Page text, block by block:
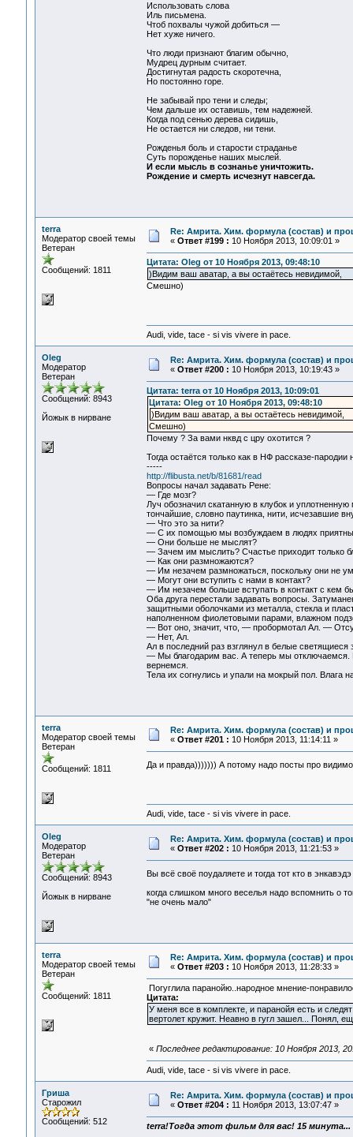
Использовать слова
Иль письмена.
Чтоб похвалы чужой добиться —
Нет хуже ничего.
Что люди признают благим обычно,
Мудрец дурным считает.
Достигнутая радость скоротечна,
Но постоянно горе.
Не забывай про тени и следы;
Чем дальше их оставишь, тем надежней.
Когда под сенью дерева сидишь,
Не остается ни следов, ни тени.
Рожденья боль и старости страданье
Суть порожденье наших мыслей.
И если мысль в сознанье уничтожить.
Рождение и смерть исчезнут навсегда.
terra
Модератор своей темы
Ветеран
Сообщений: 1811
Re: Амрита. Хим. формула (состав) и
« Ответ #199 : 10 Ноября 2013, 10:09:01 »
Цитата: Oleg от 10 Ноября 2013, 09:48:10
)Видим ваш аватар, а вы остаётесь невидимой,
Смешно)
Audi, vide, tace - si vis vivere in pace.
Oleg
Модератор
Ветеран
Сообщений: 8943
Йожык в нирване
Re: Амрита. Хим. формула (состав) и
« Ответ #200 : 10 Ноября 2013, 10:19:43 »
Цитата: terra от 10 Ноября 2013, 10:09:01
Цитата: Oleg от 10 Ноября 2013, 09:48:10
)Видим ваш аватар, а вы остаётесь невидимой,
Смешно)
Почему ? За вами нквд с цру охотится ?
Тогда остаётся только как в НФ рассказе-пародии
-----
http://flibusta.net/b/81681/read
Вопросы начал задавать Рене:
— Где мозг?
Луч обозначил скатанную в клубок и
тончайшие, словно паутинка, нити, исчезавшие
— Что это за нити?
— С их помощью мы возбуждаем в людях
— Они больше не мыслят?
— Зачем им мыслить? Счастье приходит только
— Как они размножаются?
— Им незачем размножаться, поскольку они не
— Могут они вступить с нами в контакт?
— Им незачем больше вступать в контакт с кем
Оба друга перестали задавать вопросы.
защитными оболочками из металла, стекла и
наполненном фиолетовыми парами, влажном
— Вот оно, значит, что, — пробормотал Ал. —
— Нет, Ал.
Ал в последний раз взглянул в белые светящиеся
— Мы благодарим вас. А теперь мы отключаемся.
вернемся.
Тела их согнулись и упали на мокрый пол. Влага
terra
Модератор своей темы
Ветеран
Сообщений: 1811
Re: Амрита. Хим. формула (состав) и
« Ответ #201 : 10 Ноября 2013, 11:14:11 »
Да и правда))))))) А потому надо посты про
Audi, vide, tace - si vis vivere in pace.
Oleg
Модератор
Ветеран
Сообщений: 8943
Йожык в нирване
Re: Амрита. Хим. формула (состав) и
« Ответ #202 : 10 Ноября 2013, 11:21:53 »
Вы всё своё поудаляете и тогда тот кто в
когда слишком много веселья надо вспомнить о
"не очень мало"
terra
Модератор своей темы
Ветеран
Сообщений: 1811
Re: Амрита. Хим. формула (состав) и
« Ответ #203 : 10 Ноября 2013, 11:28:33 »
Погуглила паранойю..народное мнение-
Цитата:
У меня все в комплекте, и паранойя есть и
вертолет кружит. Неавно в гугл зашел... Понял,
« Последнее редактирование: 10 Ноября 2013,
Audi, vide, tace - si vis vivere in pace.
Гриша
Старожил
Сообщений: 512
Re: Амрита. Хим. формула (состав) и
« Ответ #204 : 11 Ноября 2013, 13:07:47 »
terra!Тогда этот фильм для вас! 15 минута...